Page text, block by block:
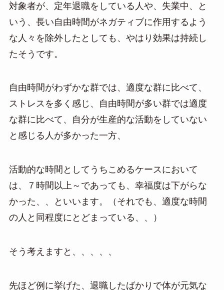
対象者が、定年退職をしている人や、失業中、と
いう、長い自由時間がネガティブに作用するよう
な人々を除外したとしても、やはり効果は持続し
たそうです。
自由時間がわずかな群では、適度な群に比べて、
ストレスを多く感じ、自由時間が多い群では適度
な群に比べて、自分が生産的な活動をしていない
と感じる人が多かった一方、
活動的な時間としてうちこめるケースにおいて
は、７時間以上～であっても、幸福度は下がらな
かった、、といいます。（それでも、適度な時間
の人と同程度にとどまっている、、）
そう考えますと、、、、、
先ほど例に挙げた、退職したばかりで体が元気な